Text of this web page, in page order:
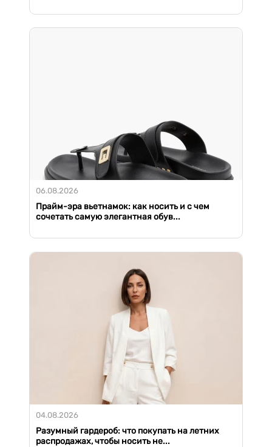
06.08.2026
Прайм-эра вьетнамок: как носить и с чем
сочетать самую элегантная обув...
04.08.2026
Разумный гардероб: что покупать на летних
распродажах, чтобы носить не...